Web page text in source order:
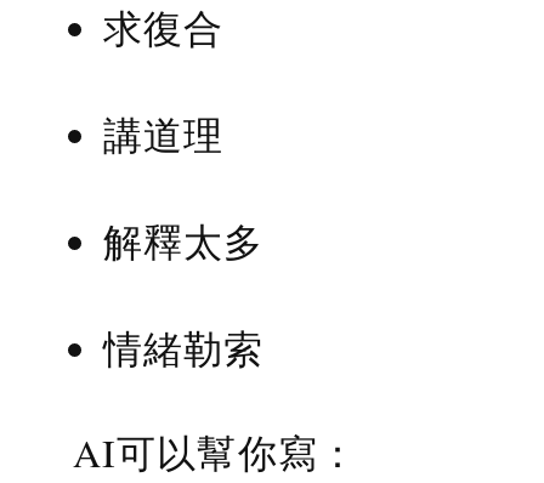
求復合
講道理
解釋太多
情緒勒索
AI可以幫你寫：